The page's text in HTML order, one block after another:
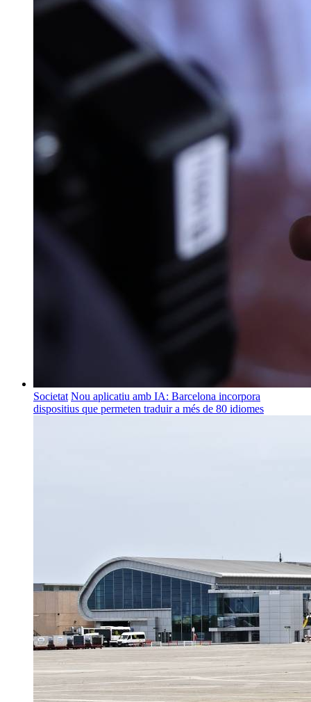
Societat Nou aplicatiu amb IA: Barcelona incorpora
dispositius que permeten traduir a més de 80 idiomes